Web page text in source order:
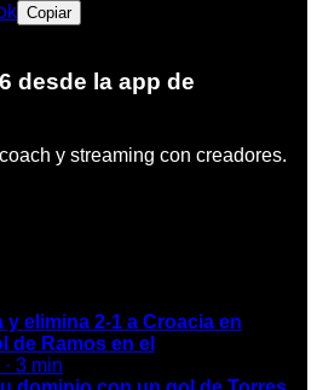
Copiar
desde la app de
y streaming con creadores.
y elimina 2-1 a Croacia en
de Ramos en el
· 3 min